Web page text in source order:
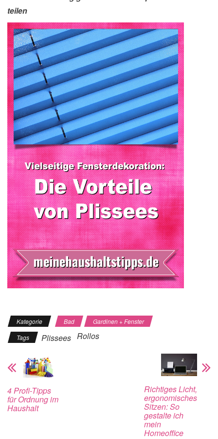
teilen
Kategorie Bad
Gardinen + Fenster
Tags
Plissees Rollos
4 Profi-Tipps
für Ordnung im
Haushalt
Richtiges Licht,
ergonomisches
Sitzen: So
gestalte ich
mein
Homeoffice